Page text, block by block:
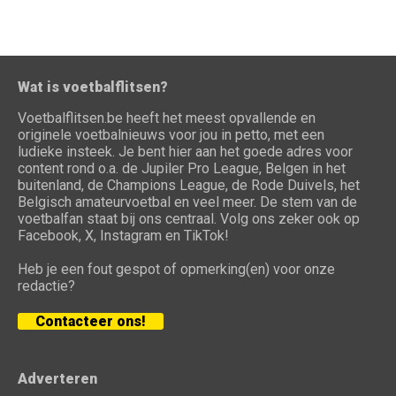
Wat is voetbalflitsen?
Voetbalflitsen.be heeft het meest opvallende en
originele voetbalnieuws voor jou in petto, met een
ludieke insteek. Je bent hier aan het goede adres voor
content rond o.a. de Jupiler Pro League, Belgen in het
buitenland, de Champions League, de Rode Duivels, het
Belgisch amateurvoetbal en veel meer. De stem van de
voetbalfan staat bij ons centraal. Volg ons zeker ook op
Facebook, X, Instagram en TikTok!
Heb je een fout gespot of opmerking(en) voor onze
redactie?
Contacteer ons!
Adverteren